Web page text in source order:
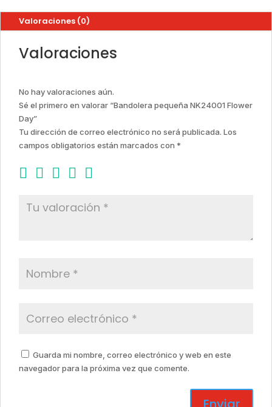
Valoraciones (0)
Valoraciones
No hay valoraciones aún.
Sé el primero en valorar “Bandolera pequeña NK24001 Flower
Day”
Tu dirección de correo electrónico no será publicada. Los
campos obligatorios están marcados con *
Guarda mi nombre, correo electrónico y web en este
navegador para la próxima vez que comente.